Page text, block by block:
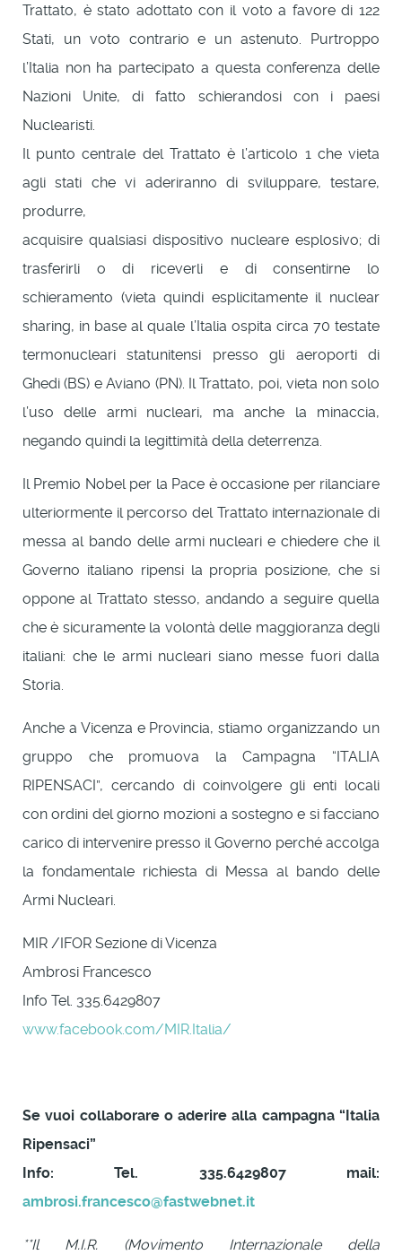
Trattato, è stato adottato con il voto a favore di 122
Stati, un voto contrario e un astenuto. Purtroppo
l’Italia non ha partecipato a questa conferenza delle
Nazioni Unite, di fatto schierandosi con i paesi
Nuclearisti.
Il punto centrale del Trattato è l’articolo 1 che vieta
agli stati che vi aderiranno di sviluppare, testare,
produrre,
acquisire qualsiasi dispositivo nucleare esplosivo; di
trasferirli o di riceverli e di consentirne lo
schieramento (vieta quindi esplicitamente il nuclear
sharing, in base al quale l’Italia ospita circa 70 testate
termonucleari statunitensi presso gli aeroporti di
Ghedi (BS) e Aviano (PN). Il Trattato, poi, vieta non solo
l’uso delle armi nucleari, ma anche la minaccia,
negando quindi la legittimità della deterrenza.
Il Premio Nobel per la Pace è occasione per rilanciare
ulteriormente il percorso del Trattato internazionale di
messa al bando delle armi nucleari e chiedere che il
Governo italiano ripensi la propria posizione, che si
oppone al Trattato stesso, andando a seguire quella
che è sicuramente la volontà delle maggioranza degli
italiani: che le armi nucleari siano messe fuori dalla
Storia.
Anche a Vicenza e Provincia, stiamo organizzando un
gruppo che promuova la Campagna “ITALIA
RIPENSACI”, cercando di coinvolgere gli enti locali
con ordini del giorno mozioni a sostegno e si facciano
carico di intervenire presso il Governo perché accolga
la fondamentale richiesta di Messa al bando delle
Armi Nucleari.
MIR /IFOR Sezione di Vicenza
Ambrosi Francesco
Info Tel. 335.6429807
www.facebook.com/MIR.Italia/
Se vuoi collaborare o aderire alla campagna “Italia
Ripensaci”
Info: Tel. 335.6429807 mail:
ambrosi.francesco@fastwebnet.it
**Il M.I.R. (Movimento Internazionale della